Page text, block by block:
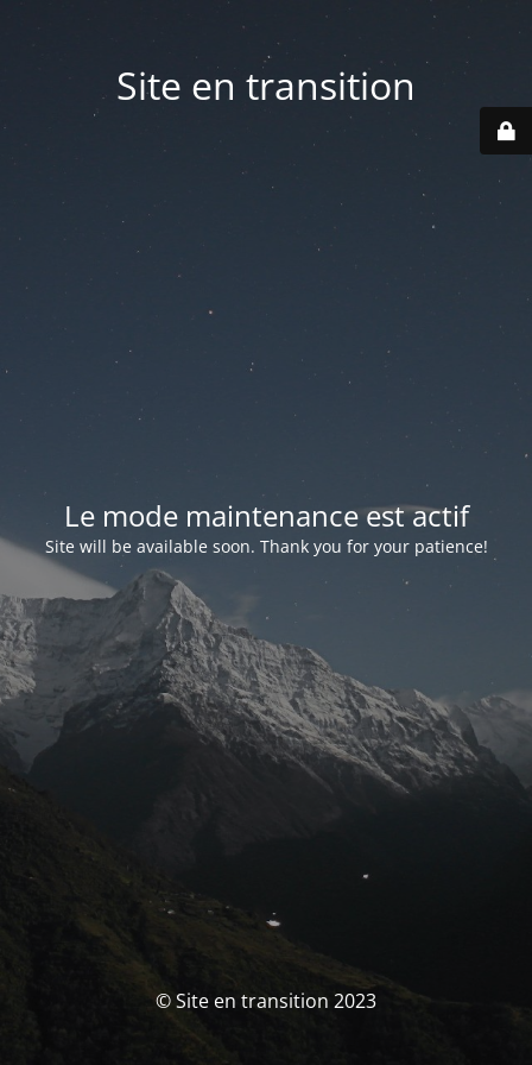
Site en transition
Le mode maintenance est actif
Site will be available soon. Thank you for your patience!
© Site en transition 2023